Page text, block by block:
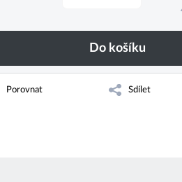
Do košíku
Porovnat Sdílet